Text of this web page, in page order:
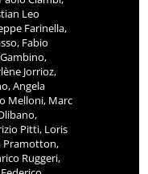
Farinella,
Fabio
Jorrioz,
Angela
Melloni, Marc
Pitti, Loris
Pramotton,
Ruggeri,